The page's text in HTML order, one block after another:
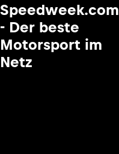
Speedweek.com
- Der beste
Motorsport im
Netz